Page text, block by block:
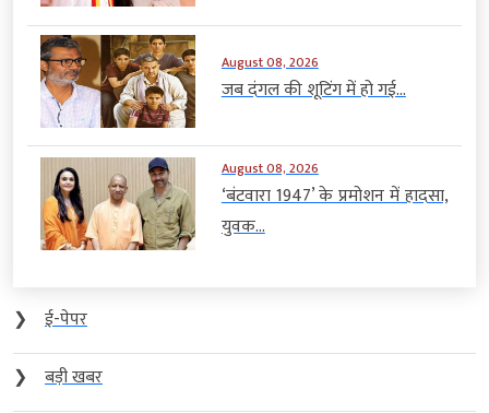
August 08, 2026
जब दंगल की शूटिंग में हो गई...
August 08, 2026
‘बंटवारा 1947’ के प्रमोशन में हादसा,
युवक...
❯
ई-पेपर
❯
बड़ी खबर